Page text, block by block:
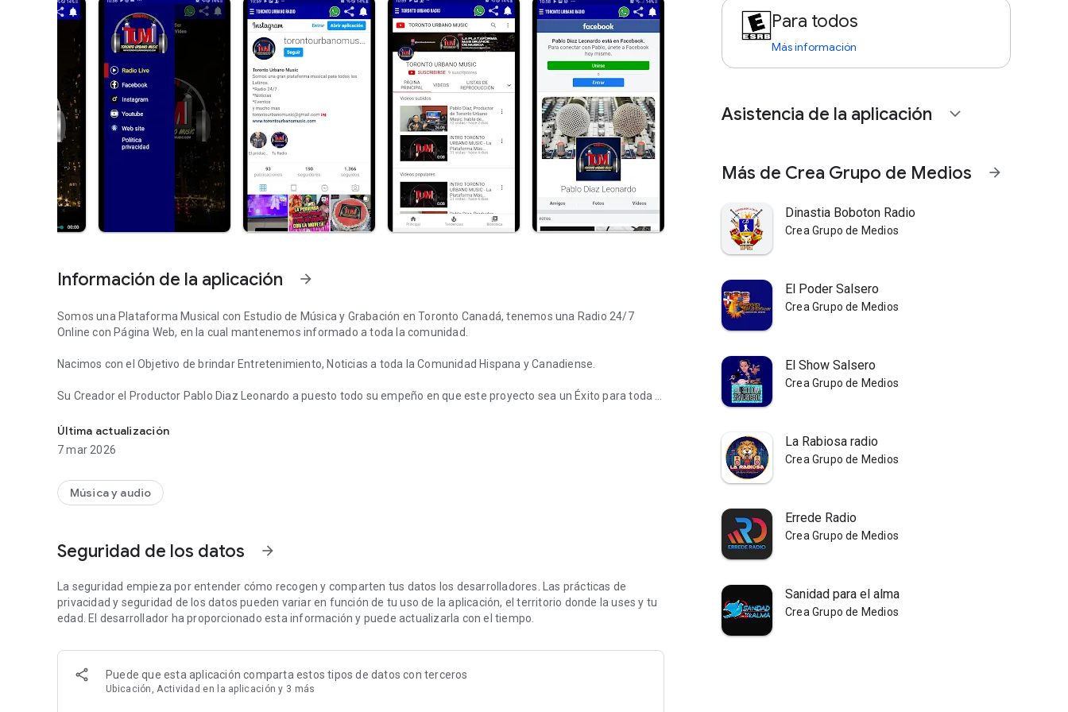
Información de la aplicación arrow_forward
Somos una Plataforma Musical con Estudio de Música y Grabación en Toronto Canadá, tenemos una Radio 24/7
Online con Página Web, en la cual mantenemos informado a toda la comunidad.
Nacimos con el Objetivo de brindar Entretenimiento, Noticias a toda la Comunidad Hispana y Canadiense.
Su Creador el Productor Pablo Diaz Leonardo a puesto todo su empeño en que este proyecto sea un Éxito para toda la
Última actualización
7 mar 2026
Música y audio
Seguridad de los datos arrow_forward
La seguridad empieza por entender cómo recogen y comparten tus datos los desarrolladores. Las prácticas de
privacidad y seguridad de los datos pueden variar en función de tu uso de la aplicación, el territorio donde la uses y tu
edad. El desarrollador ha proporcionado esta información y puede actualizarla con el tiempo.
Puede que esta aplicación comparta estos tipos de datos con terceros
Ubicación, Actividad en la aplicación y 3 más
Para todos
Más información
Asistencia de la aplicación expand_more
Más de Crea Grupo de Medios arrow_forward
Dinastia Boboton Radio
Crea Grupo de Medios
El Poder Salsero
Crea Grupo de Medios
El Show Salsero
Crea Grupo de Medios
La Rabiosa radio
Crea Grupo de Medios
Errede Radio
Crea Grupo de Medios
Sanidad para el alma
Crea Grupo de Medios